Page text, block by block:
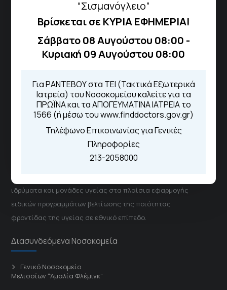
“Σισμανόγλειο”
Βρίσκεται σε ΚΥΡΙΑ ΕΦΗΜΕΡΙΑ!
Σάββατο 08 Αυγούστου 08:00 -
Κυριακή 09 Αυγούστου 08:00
Για ΡΑΝΤΕΒΟΥ στα ΤΕΙ (Τακτικά Εξωτερικά
Ιατρεία) του Νοσοκομείου καλείτε για τα
ΠΡΩΪΝΑ και τα ΑΠΟΓΕΥΜΑΤΙΝΑ ΙΑΤΡΕΙΑ το
1566 (ή μέσω του www.finddoctors.gov.gr)
Τηλέφωνο Επικοινωνίας για Γενικές
Πληροφορίες
213-2058000
Τηλέφωνα για Ραντεβού
Για τα πρωινά και τα απογευματινά
ιατρεία:
1566
Μέσω της εφαρμογής "MyHealth
App"
ΓΝΑ Νοσοκομείο Σισμανόγλειο - Αμαλία Φλέμιγκ
ιδρύματα και μονάδες υγείας στα πλαίσια εφαρμογής
ειδικών προγραμμάτων βελτίωσης της ποιότητας
φροντίδας της υγείας σε εθνικό επίπεδο.
Διασυνδεόμενα Νοσοκομεία
Γενικό Νοσοκομείο
Μελισσίων “Άμαλία Φλέμιγκ”